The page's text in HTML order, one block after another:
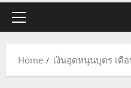
Primary
Home เงินอุดหนุนบุตร เดื